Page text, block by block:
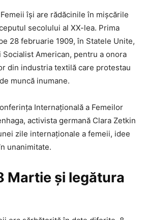
își are rădăcinile în mișcările
secolului al XX-lea. Prima
28 februarie 1909, în Statele Unite,
American, pentru a onora
din industria textilă care protestau
muncă inumane.
Internațională a Femeilor
activista germană Clara Zetkin
zile internaționale a femeii, idee
unanimitate.​
Martie și legătura